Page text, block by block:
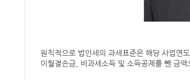
원칙적으로 법인세의 과세표준은 해당 사업연
이월결손금, 비과세소득 및 소득공제를 뺀 금